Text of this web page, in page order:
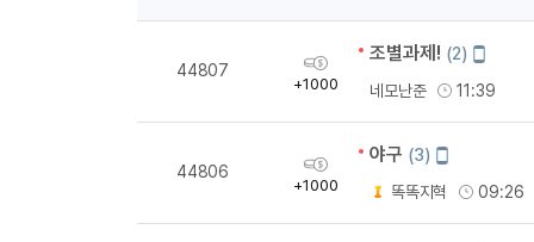
44807
획
득
+1000
조별과제! (2) 모
일
네모난준 11:39
44806
획
득
+1000
야구 (3) 모
일
똑똑지혁 09:26